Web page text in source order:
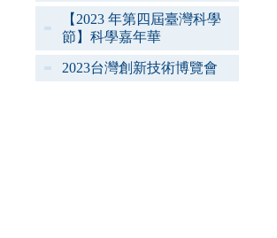
【2023 年第四屆臺灣科學
節】科學嘉年華
2023台灣創新技術博覽會